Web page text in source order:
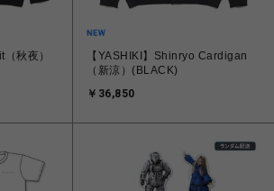
秋夜）
【YASHIKI】Shinryo Cardigan
（新涼）(BLACK)
￥36,850